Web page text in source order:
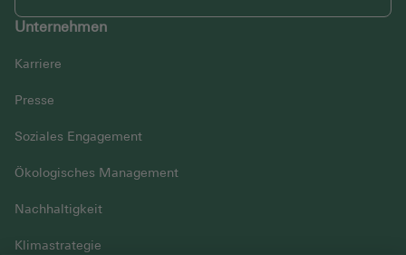
Unternehmen
Karriere
Presse
Soziales Engagement
Ökologisches Management
Nachhaltigkeit
Klimastrategie